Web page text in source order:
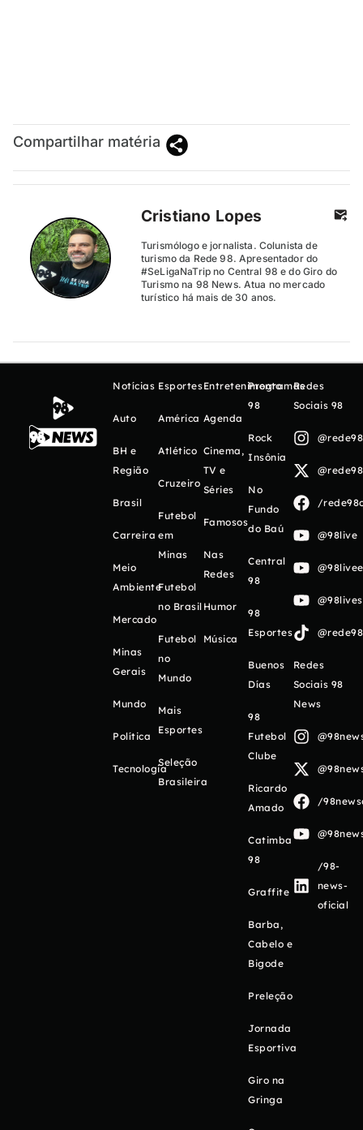
Compartilhar matéria
Cristiano Lopes
Turismólogo e jornalista. Colunista de
turismo da Rede 98. Apresentador do
#SeLigaNaTrip no Central 98 e do Giro do
Turismo na 98 News. Atua no mercado
turístico há mais de 30 anos.
Notícias
Auto
BH e
Região
Brasil
Carreira
Meio
Ambiente
Mercado
Minas
Gerais
Mundo
Política
Tecnologia
Esportes
América
Atlético
Cruzeiro
Futebol
em
Minas
Futebol
no Brasil
Futebol
no
Mundo
Mais
Esportes
Seleção
Brasileira
Entretenimento
Agenda
Cinema,
TV e
Séries
Famosos
Nas
Redes
Humor
Música
Programas
98
Rock
Insônia
No
Fundo
do Baú
Central
98
98
Esportes
Buenos
Días
98
Futebol
Clube
Ricardo
Amado
Catimba
98
Graffite
Barba,
Cabelo e
Bigode
Preleção
Jornada
Esportiva
Giro na
Gringa
Redes
Sociais 98
/
@98live
Redes
Sociais 98
News
/
/98-
news-
oficial